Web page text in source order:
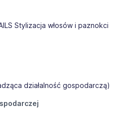
Stylizacja włosów i paznokci
działalność gospodarczą)